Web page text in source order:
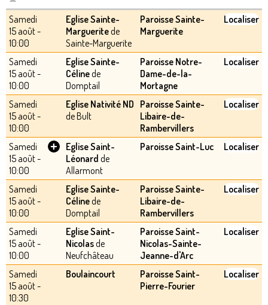
Samedi
15 août -
10:00
Eglise Sainte-
Margueritede
Sainte-Marguerite
Paroisse Sainte-
Marguerite
Localiser
Samedi
15 août -
10:00
Eglise Sainte-
Célinede
Domptail
Paroisse Notre-
Dame-de-la-
Mortagne
Localiser
Samedi
15 août -
10:00
Eglise Nativité ND
de Bult
Paroisse Sainte-
Libaire-de-
Rambervillers
Localiser
Samedi
15 août -
10:00
+
Eglise Saint-
Léonard de
Allarmont
Paroisse Saint-Luc Localiser
Samedi
15 août -
10:00
Eglise Sainte-
Célinede
Domptail
Paroisse Sainte-
Libaire-de-
Rambervillers
Localiser
Samedi
15 août -
10:00
Eglise Saint-
Nicolasde
Neufchâteau
Paroisse Saint-
Nicolas-Sainte-
Jeanne-d'Arc
Localiser
Samedi
15 août -
10:30
Boulaincourt
Paroisse Saint-
Pierre-Fourier
Localiser